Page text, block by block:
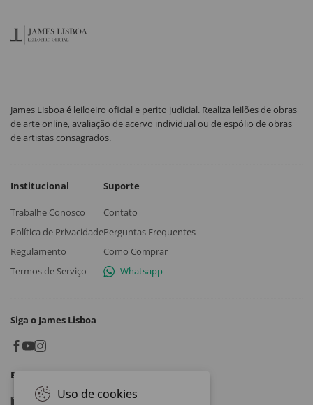
James Lisboa é leiloeiro oficial e perito judicial. Realiza leilões de obras
de arte online, avaliação de acervo individual ou de espólio de obras
de artistas consagrados.
Institucional
Trabalhe Conosco
Política de Privacidade
Regulamento
Termos de Serviço
Suporte
Contato
Perguntas Frequentes
Como Comprar
Whatsapp
Siga o James Lisboa
Baixe o App
Google play
Uso de cookies